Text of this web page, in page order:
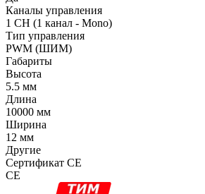
Каналы управления
1 CH (1 канал - Mono)
Тип управления
PWM (ШИМ)
Габариты
Высота
5.5 мм
Длина
10000 мм
Ширина
12 мм
Другие
Сертификат CE
CE